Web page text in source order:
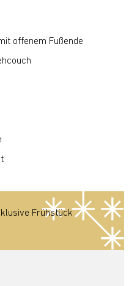
offenem Fußende
Frühstück